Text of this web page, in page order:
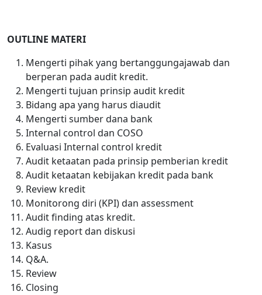
OUTLINE MATERI
Mengerti pihak yang bertanggungajawab dan
berperan pada audit kredit.
Mengerti tujuan prinsip audit kredit
Bidang apa yang harus diaudit
Mengerti sumber dana bank
Internal control dan COSO
Evaluasi Internal control kredit
Audit ketaatan pada prinsip pemberian kredit
Audit ketaatan kebijakan kredit pada bank
Review kredit
Monitorong diri (KPI) dan assessment
Audit finding atas kredit.
Audig report dan diskusi
Kasus
Q&A.
Review
Closing